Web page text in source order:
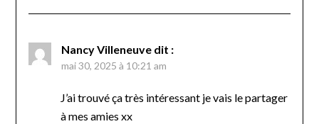
Nancy Villeneuve dit :
mai 30, 2025 à 10:21 am
J’ai trouvé ça très intéressant je vais le partager
à mes amies xx